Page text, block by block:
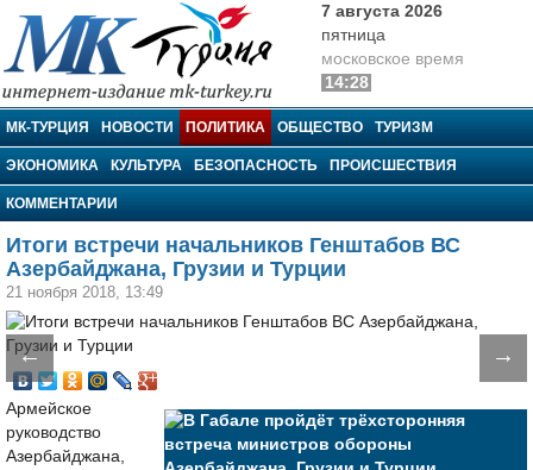
МК-Турция
7 августа 2026
пятница
московское время
14:28
МК-ТУРЦИЯ НОВОСТИ ПОЛИТИКА ОБЩЕСТВО ТУРИЗМ
ЭКОНОМИКА КУЛЬТУРА БЕЗОПАСНОСТЬ ПРОИСШЕСТВИЯ
КОММЕНТАРИИ
Итоги встречи начальников Генштабов ВС
Азербайджана, Грузии и Турции
21 ноября 2018, 13:49
← →
Армейское
руководство
Азербайджана,